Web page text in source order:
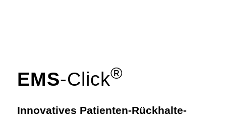
EMS-Click®
Innovatives Patienten-Rückhalte-